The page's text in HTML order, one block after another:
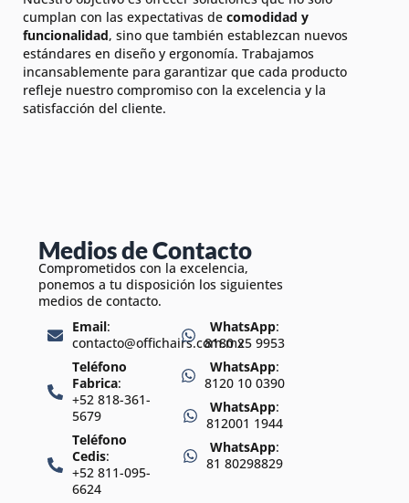
cumplan con las expectativas de comodidad y
funcionalidad, sino que también establezcan nuevos
estándares en diseño y ergonomía. Trabajamos
incansablemente para garantizar que cada producto
refleje nuestro compromiso con la excelencia y la
satisfacción del cliente.
Medios de Contacto
Comprometidos con la excelencia,
ponemos a tu disposición los siguientes
medios de contacto.
Email:
contacto@offichairs.com.mx
Teléfono
Fabrica:
+52 818-361-
5679
Teléfono
Cedis:
+52 811-095-
6624
WhatsApp:
8180 25 9953
WhatsApp:
8120 10 0390
WhatsApp:
812001 1944
WhatsApp:
81 80298829